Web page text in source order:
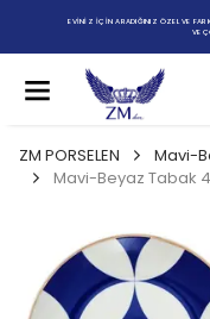
EVİNİZ İÇİN ARADIĞINIZ ÖZEL VE
VE
ZM PORSELEN
Mavi-
Mavi-Beyaz Tabak